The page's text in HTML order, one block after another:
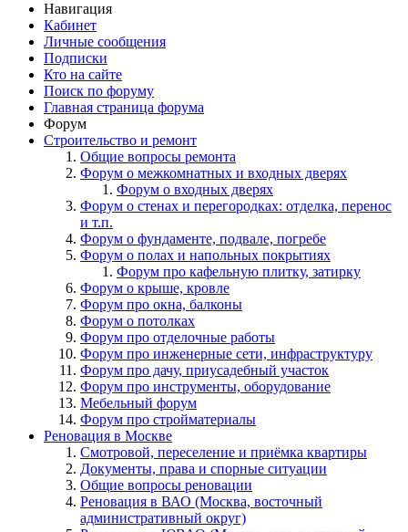
Навигация
Кабинет
Личные сообщения
Подписки
Кто на сайте
Поиск по форуму
Главная страница форума
Форум
Строительство и ремонт
Общие вопросы ремонта
Форум о межкомнатных и входных дверях
Форум о входных дверях
Форум о стенах и перегородках: отделка, перенос
и т.п.
Форум о фундаменте, подвале, погребе
Форум о полах и напольных покрытиях
Форум про кафельную плитку, затирку
Форум о крыше, кровле
Форум про окна, балконы
Форум о потолках
Форум про отделочные работы
Форум про инженерные сети, инфраструктуру
Форум про дачу, приусадебный участок
Форум про инструменты, оборудование
Мебельный форум
Форум про стройматериалы
Реновация в Москве
Смотровой, переселение и приёмка квартиры
Документы, права и спорные ситуации
Общие вопросы реновации
Реновация в ВАО (Москва, восточный
административный округ)